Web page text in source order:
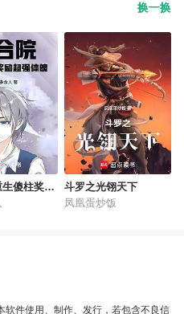
换一换
生傻柱奖励
斗罗之光翎天下
凤凰蛋炒饭
件使用、制作、发行，若包含不良信